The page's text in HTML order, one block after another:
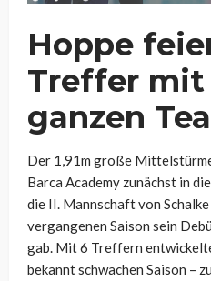
Hoppe
Treffer mit
ganzen
Der 1,91m große
Barca Academy zunächst in
die II. Mannschaft von
vergangenen Saison sein
gab. Mit 6 Treffern
bekannt schwachen Saison –